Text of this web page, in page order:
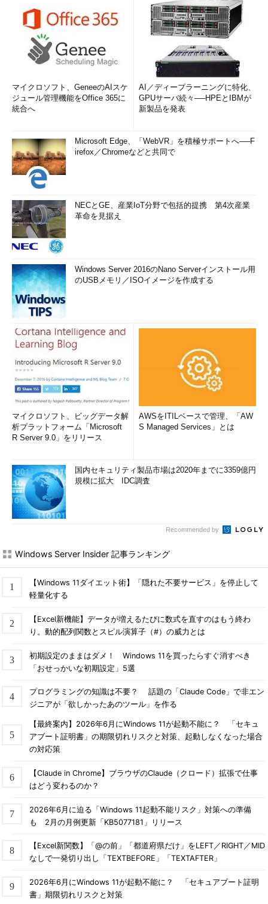
マイクロソフト、GeneeのAIスケ
ジュール管理機能をOffice 365に
統合へ
AI／ディープラーニングに特化、
GPUサーバ続々──HPEとIBMが
新製品を発表
Microsoft Edge、「WebVR」を積極サポートへ──F
irefox／Chromeなどと共同で
NECとGE、産業IoT分野で包括的提携 第4次産業
革命を見据え
Windows Server 2016のNano Serverインストール用
のUSBメモリ／ISOイメージを作成する
マイクロソフト、ビッグデータ解
析プラットフォーム「Microsoft
R Server 9.0」をリリース
AWSをITILベースで管理、「AW
S Managed Services」とは
国内セキュリティ製品市場は2020年までに3359億円
規模に拡大 IDC調査
Recommended by
Windows Server Insider 記事ランキング
【Windows 11ダイエット術】「隠れた不要サービス」を停止して
軽量化する
【Excel新機能】データが増えるたびに数式を直すのはもう終わ
り。動的配列関数とスピル演算子（#）の威力とは
初期設定のままはダメ！ Windows 11を買ったらすぐ消すべき
「おせっかいな初期設定」5選
プログラミングの知識は不要？ 話題の「Claude Code」で非エン
ジニアが「欲しかったあのツール」を作る
【最終案内】2026年6月にWindows 11が起動不能に？ 「セキュ
アブート証明書」の期限切れリスクと対策、起動しなくなった場合
の対応策
【Claude in Chrome】ブラウザのClaude（クロード）拡張で仕事
はどう変わるのか？
2026年6月に迫る「Windows 11起動不能リスク」対策への準備
も 2月の月例更新「KB5077181」リリース
【Excel新関数】「@の前」「都道府県だけ」をLEFT／RIGHT／MID
なしで一発切り出し「TEXTBEFORE」「TEXTAFTER」
2026年6月にWindows 11が起動不能に？ 「セキュアブート証明
書」期限切れリスクと対策